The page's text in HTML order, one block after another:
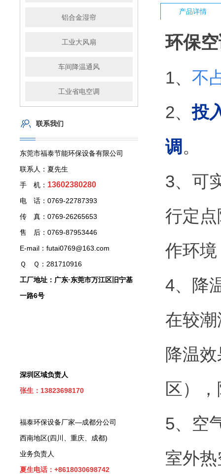
铝合金湿帘
工业大风扇
车间降温通风
工业省电空调
联系我们
东莞市福泰节能环保设备有限公司
联系人：夏先生
手 机： 13602380280
电 话：0769-22787393
传 真：0769-26265653
售 后：0769-87953446
E-mail：futai0769@163.com
Ｑ Ｑ：281710916
工厂地址：广东·东莞市万江区旧宁基
一路6号
深圳区域负责人
张生：13823698170
福泰环保设备厂家—成都分公司
西南地区(四川、重庆、成都)
业务负责人
夏生电话：+8618030698742
产品详情
环保
1、 不
2、投
调 。
3、可
行定
作环
4、降
在较
降温
区）
5、空
室外